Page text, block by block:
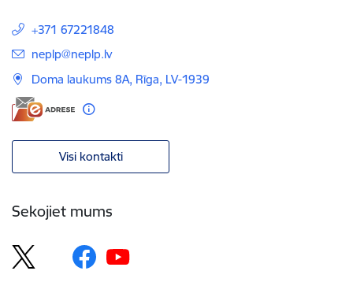
+371 67221848
E-pasts:
neplp@neplp.lv
Doma laukums 8A, Rīga, LV-1939
Visi kontakti
Sekojiet mums